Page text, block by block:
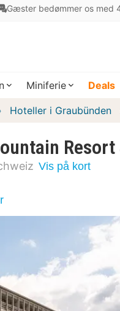
Gæster bedømmer os med
Miniferie Deals
Hoteller i Graubünden
Resort
Vis på kort